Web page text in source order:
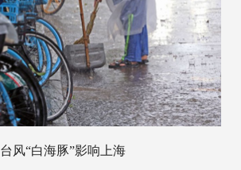
台风“白海豚”影响上海